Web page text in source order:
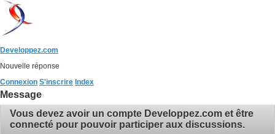
Developpez.com
Nouvelle réponse
Connexion S'inscrire Index
Message
Vous devez avoir un compte Developpez.com et être
connecté pour pouvoir participer aux discussions.